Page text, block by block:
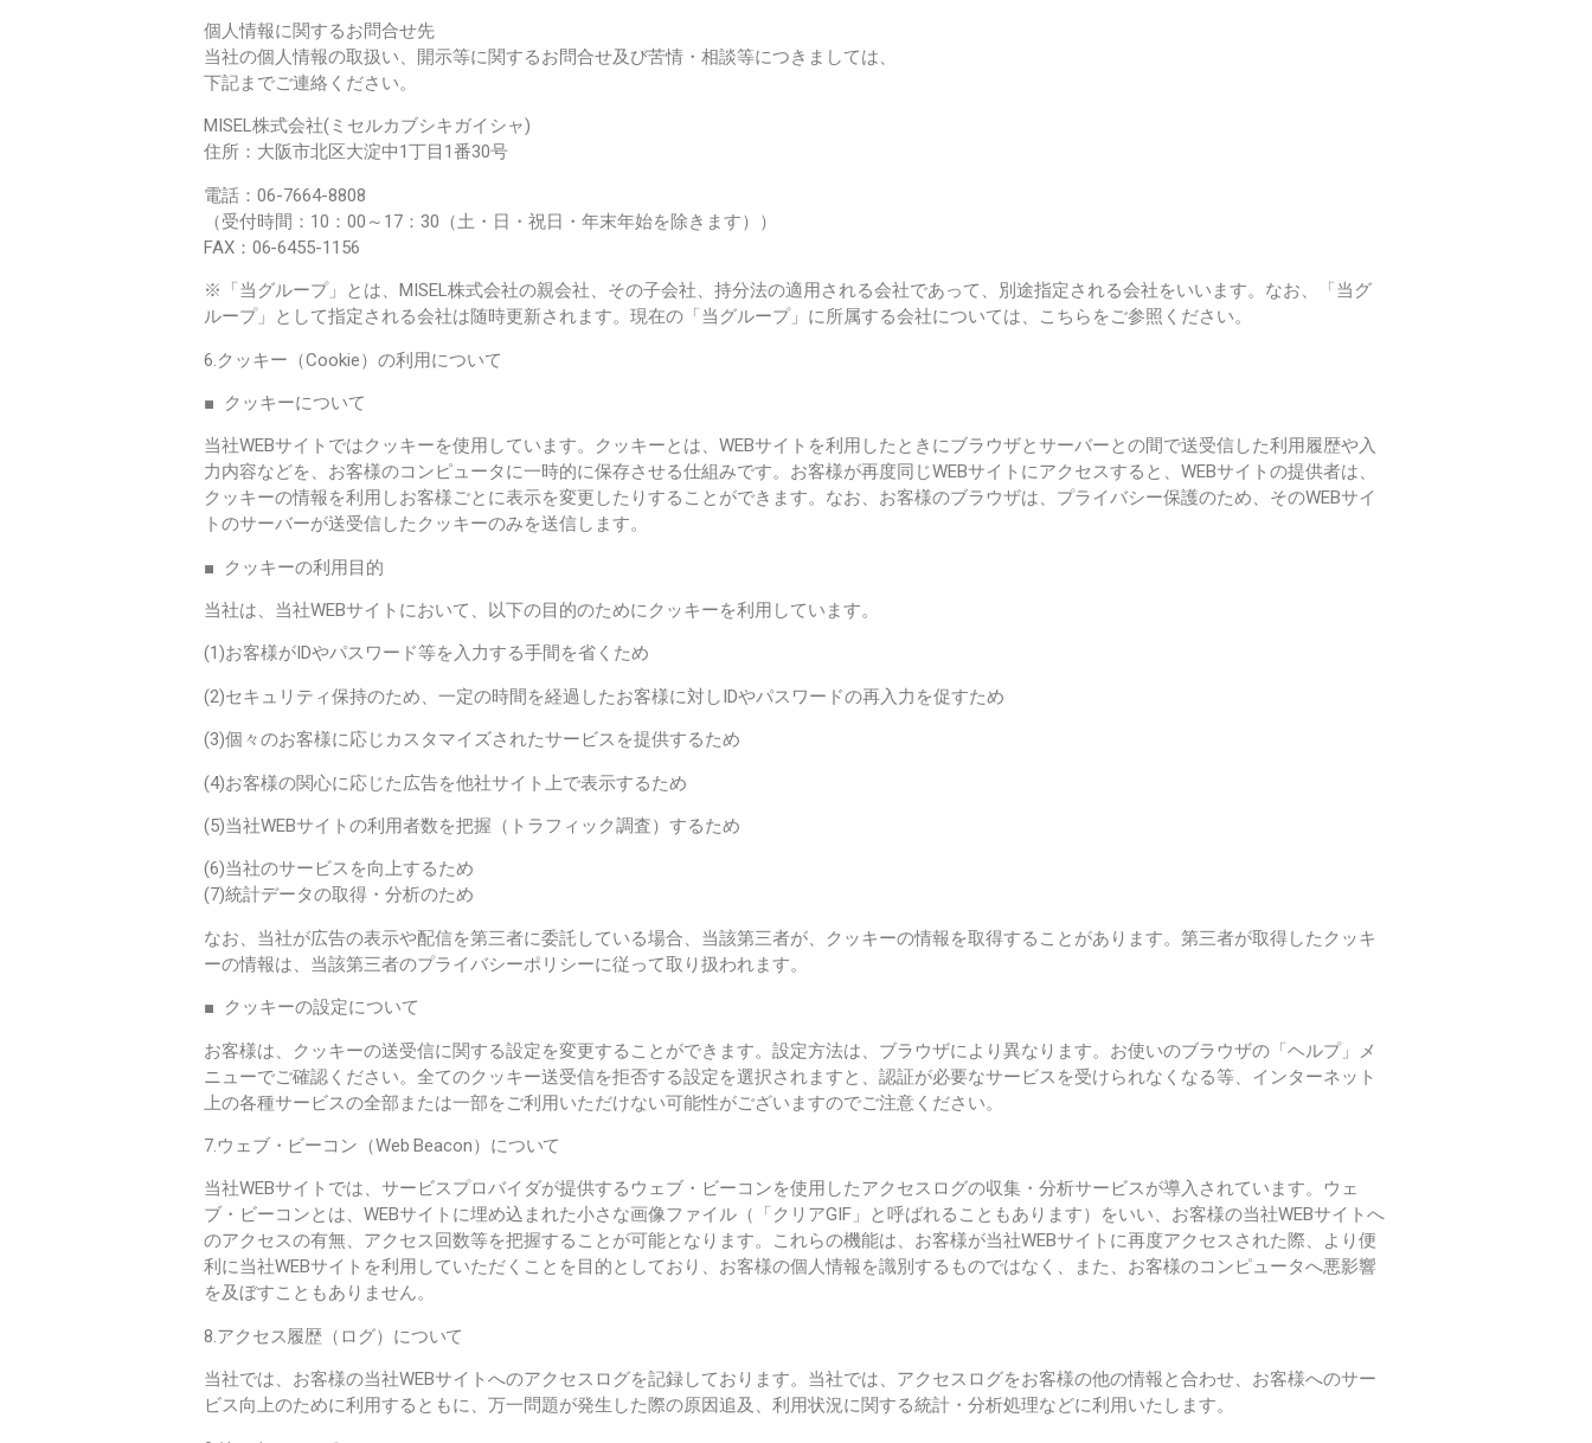
個人情報に関するお問合せ先
当社の個人情報の取扱い、開示等に関するお問合せ及び苦情・相談等につきましては、
下記までご連絡ください。
MISEL株式会社(ミセルカブシキガイシャ)
住所：大阪市北区大淀中1丁目1番30号
電話：06-7664-8808
（受付時間：10：00～17：30（土・日・祝日・年末年始を除きます））
FAX：06-6455-1156
※「当グループ」とは、MISEL株式会社の親会社、その子会社、持分法の適用される会社であって、別途指定される会社をいいます。なお、「当グ
ループ」として指定される会社は随時更新されます。現在の「当グループ」に所属する会社については、こちらをご参照ください。
6.クッキー（Cookie）の利用について
■ クッキーについて
当社WEBサイトではクッキーを使用しています。クッキーとは、WEBサイトを利用したときにブラウザとサーバーとの間で送受信した利用履歴や入
力内容などを、お客様のコンピュータに一時的に保存させる仕組みです。お客様が再度同じWEBサイトにアクセスすると、WEBサイトの提供者は、
クッキーの情報を利用しお客様ごとに表示を変更したりすることができます。なお、お客様のブラウザは、プライバシー保護のため、そのWEBサイ
トのサーバーが送受信したクッキーのみを送信します。
■ クッキーの利用目的
当社は、当社WEBサイトにおいて、以下の目的のためにクッキーを利用しています。
(1)お客様がIDやパスワード等を入力する手間を省くため
(2)セキュリティ保持のため、一定の時間を経過したお客様に対しIDやパスワードの再入力を促すため
(3)個々のお客様に応じカスタマイズされたサービスを提供するため
(4)お客様の関心に応じた広告を他社サイト上で表示するため
(5)当社WEBサイトの利用者数を把握（トラフィック調査）するため
(6)当社のサービスを向上するため
(7)統計データの取得・分析のため
なお、当社が広告の表示や配信を第三者に委託している場合、当該第三者が、クッキーの情報を取得することがあります。第三者が取得したクッキ
ーの情報は、当該第三者のプライバシーポリシーに従って取り扱われます。
■ クッキーの設定について
お客様は、クッキーの送受信に関する設定を変更することができます。設定方法は、ブラウザにより異なります。お使いのブラウザの「ヘルプ」メ
ニューでご確認ください。全てのクッキー送受信を拒否する設定を選択されますと、認証が必要なサービスを受けられなくなる等、インターネット
上の各種サービスの全部または一部をご利用いただけない可能性がございますのでご注意ください。
7.ウェブ・ビーコン（Web Beacon）について
当社WEBサイトでは、サービスプロバイダが提供するウェブ・ビーコンを使用したアクセスログの収集・分析サービスが導入されています。ウェ
ブ・ビーコンとは、WEBサイトに埋め込まれた小さな画像ファイル（「クリアGIF」と呼ばれることもあります）をいい、お客様の当社WEBサイトへ
のアクセスの有無、アクセス回数等を把握することが可能となります。これらの機能は、お客様が当社WEBサイトに再度アクセスされた際、より便
利に当社WEBサイトを利用していただくことを目的としており、お客様の個人情報を識別するものではなく、また、お客様のコンピュータへ悪影響
を及ぼすこともありません。
8.アクセス履歴（ログ）について
当社では、お客様の当社WEBサイトへのアクセスログを記録しております。当社では、アクセスログをお客様の他の情報と合わせ、お客様へのサー
ビス向上のために利用するともに、万一問題が発生した際の原因追及、利用状況に関する統計・分析処理などに利用いたします。